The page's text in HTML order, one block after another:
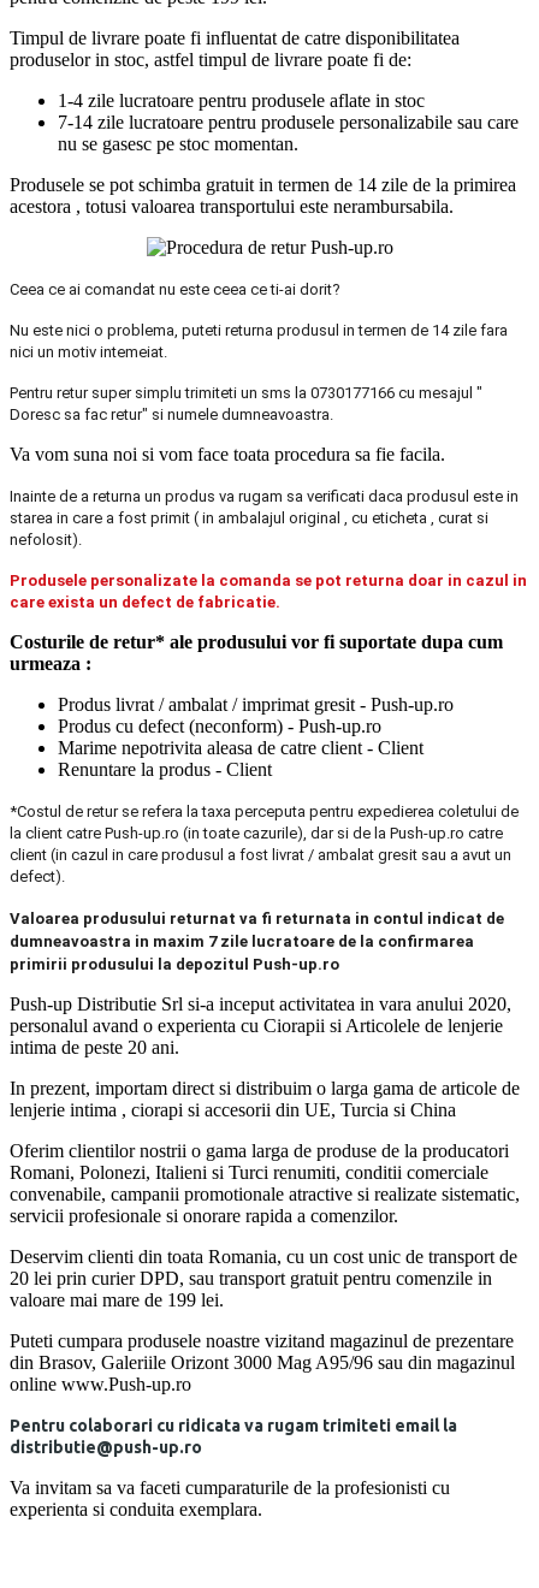
Timpul de livrare poate fi influentat de catre disponibilitatea
produselor in stoc, astfel timpul de livrare poate fi de:
1-4 zile lucratoare pentru produsele aflate in stoc
7-14 zile lucratoare pentru produsele personalizabile sau care
nu se gasesc pe stoc momentan.
Produsele se pot schimba gratuit in termen de 14 zile de la primirea
acestora , totusi valoarea transportului este nerambursabila.
Ceea ce ai comandat nu este ceea ce ti-ai dorit?
Nu este nici o problema, puteti returna produsul in termen de 14 zile fara
nici un motiv intemeiat.
Pentru retur super simplu trimiteti un sms la 0730177166 cu mesajul "
Doresc sa fac retur" si numele dumneavoastra.
Va vom suna noi si vom face toata procedura sa fie facila.
Inainte de a returna un produs va rugam sa verificati daca produsul este in
starea in care a fost primit ( in ambalajul original , cu eticheta , curat si
nefolosit).
Produsele personalizate la comanda se pot returna doar in cazul in
care exista un defect de fabricatie.
Costurile de retur* ale produsului vor fi suportate dupa cum
urmeaza :
Produs livrat / ambalat / imprimat gresit - Push-up.ro
Produs cu defect (neconform) - Push-up.ro
Marime nepotrivita aleasa de catre client - Client
Renuntare la produs - Client
*Costul de retur se refera la taxa perceputa pentru expedierea coletului de
la client catre Push-up.ro (in toate cazurile), dar si de la Push-up.ro catre
client (in cazul in care produsul a fost livrat / ambalat gresit sau a avut un
defect).
Valoarea produsului returnat va fi returnata in contul indicat de
dumneavoastra in maxim 7 zile lucratoare de la confirmarea
primirii produsului la depozitul Push-up.ro
Push-up Distributie Srl si-a inceput activitatea in vara anului 2020,
personalul avand o experienta cu Ciorapii si Articolele de lenjerie
intima de peste 20 ani.
In prezent, importam direct si distribuim o larga gama de articole de
lenjerie intima , ciorapi si accesorii din UE, Turcia si China
Oferim clientilor nostrii o gama larga de produse de la producatori
Romani, Polonezi, Italieni si Turci renumiti, conditii comerciale
convenabile, campanii promotionale atractive si realizate sistematic,
servicii profesionale si onorare rapida a comenzilor.
Deservim clienti din toata Romania, cu un cost unic de transport de
20 lei prin curier DPD, sau transport gratuit pentru comenzile in
valoare mai mare de 199 lei.
Puteti cumpara produsele noastre vizitand magazinul de prezentare
din Brasov, Galeriile Orizont 3000 Mag A95/96 sau din magazinul
online www.Push-up.ro
Pentru colaborari cu ridicata va rugam trimiteti email la
distributie@push-up.ro
Va invitam sa va faceti cumparaturile de la profesionisti cu
experienta si conduita exemplara.